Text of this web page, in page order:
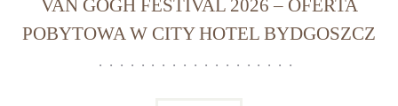
VAN GOGH FESTIVAL 2026 – OFERTA
POBYTOWA W CITY HOTEL BYDGOSZCZ